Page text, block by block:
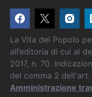
La Vita del Popolo
all’editoria di cui al
2017, n. 70.
del comma 2
Amministrazione